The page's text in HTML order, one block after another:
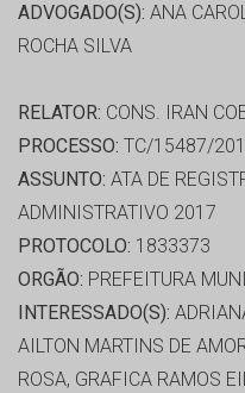
ADVOGADO(S): ANA
ROCHA SILVA
RELATOR: CONS. IRAN
PROCESSO: TC/15487/
ASSUNTO: ATA DE
ADMINISTRATIVO 2017
PROTOCOLO: 1833373
ORGÃO: PREFEITURA
INTERESSADO(S):
AILTON MARTINS DE
ROSA, GRAFICA RAMOS